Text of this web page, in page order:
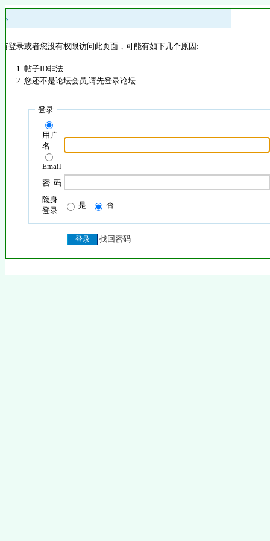
»
登录或者您没有权限访问此页面，可能有如下几个原因:
帖子ID非法
您还不是论坛会员,请先登录论坛
登录
用户
名
Email
密 码
隐身
登录
是 否
找回密码